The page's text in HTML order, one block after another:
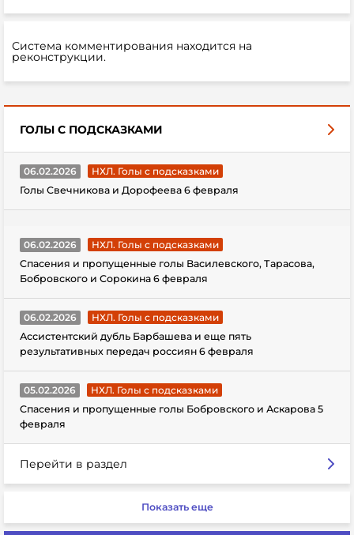
Система комментирования находится на
реконструкции.
ГОЛЫ С ПОДСКАЗКАМИ
06.02.2026
НХЛ. Голы с подсказками
Голы Свечникова и Дорофеева 6 февраля
06.02.2026
НХЛ. Голы с подсказками
Спасения и пропущенные голы Василевского, Тарасова,
Бобровского и Сорокина 6 февраля
06.02.2026
НХЛ. Голы с подсказками
Ассистентский дубль Барбашева и еще пять
результативных передач россиян 6 февраля
05.02.2026
НХЛ. Голы с подсказками
Спасения и пропущенные голы Бобровского и Аскарова 5
февраля
Перейти в раздел
Показать еще